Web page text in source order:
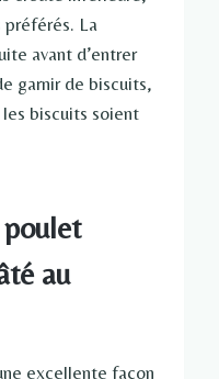
préférés. La
avant d’entrer
garnir de biscuits,
les biscuits soient
au
excellente façon